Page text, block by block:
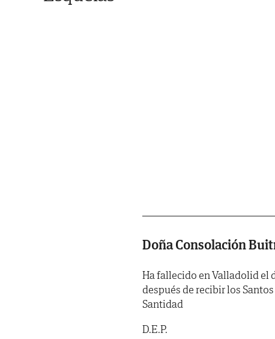
Doña Consolación
Ha fallecido en Valladolid el
después de recibir los
Santidad
D.E.P.